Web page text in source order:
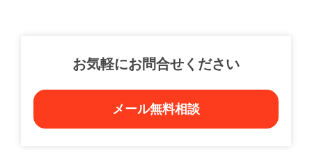
お気軽にお問合せください
メール無料相談